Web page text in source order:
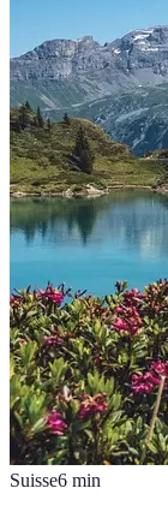
Suisse6 min